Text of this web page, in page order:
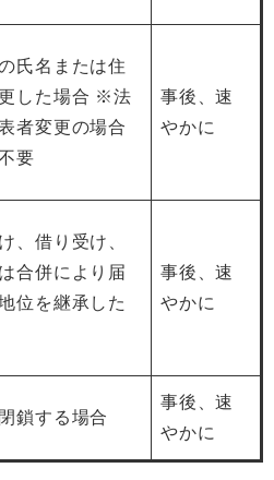
氏名または住
した場合 ※法
者変更の場合
要
事後、速
やかに
、借り受け、
合併により届
位を継承した
事後、速
やかに
鎖する場合
事後、速
やかに